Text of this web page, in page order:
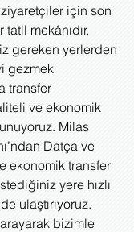
için son
mekânıdır.
gereken yerlerden
gezmek
transfer
ve ekonomik
Milas
Datça ve
ekonomik transfer
yere hızlı
ulaştırıyoruz.
bizimle